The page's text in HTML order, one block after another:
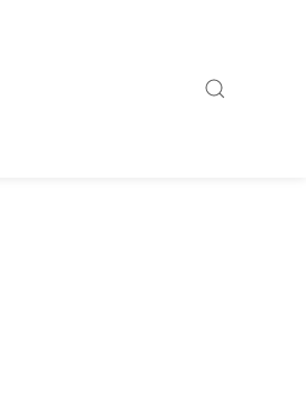
Search